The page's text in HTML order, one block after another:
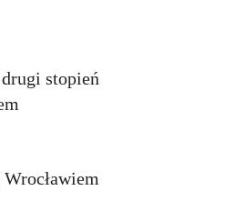
stopień